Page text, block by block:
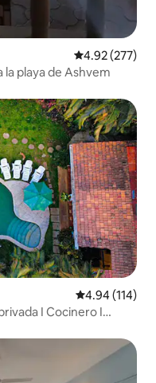
Calificación
4.92 (277)
la playa de Ashvem
Calificación
4.94 (114)
I Cocinero I